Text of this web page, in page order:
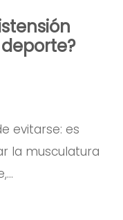
evitarse: es
la musculatura